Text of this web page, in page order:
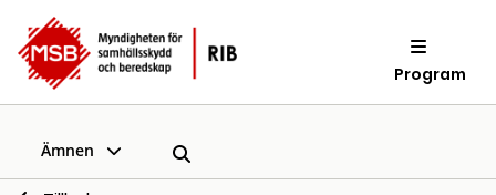
Program
Ämnen